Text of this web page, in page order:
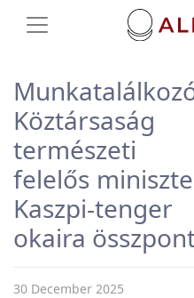
természeti
felelős
Kaszpi-tenger
okaira
30 December 2025